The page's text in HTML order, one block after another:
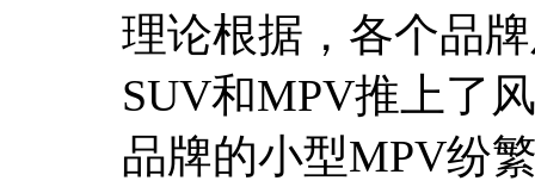
理论根据，各个品
SUV和MPV推上了
品牌的小型MPV纷